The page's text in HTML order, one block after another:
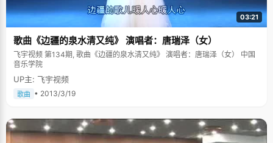
03:21
歌曲《边疆的泉水清又纯》 演唱者：唐瑞泽（女）
飞宇视频 第134期, 歌曲《边疆的泉水清又纯》 演唱者：唐瑞泽（女） 中国
音乐学院
UP主: 飞宇视频
歌曲 • 2013/3/19